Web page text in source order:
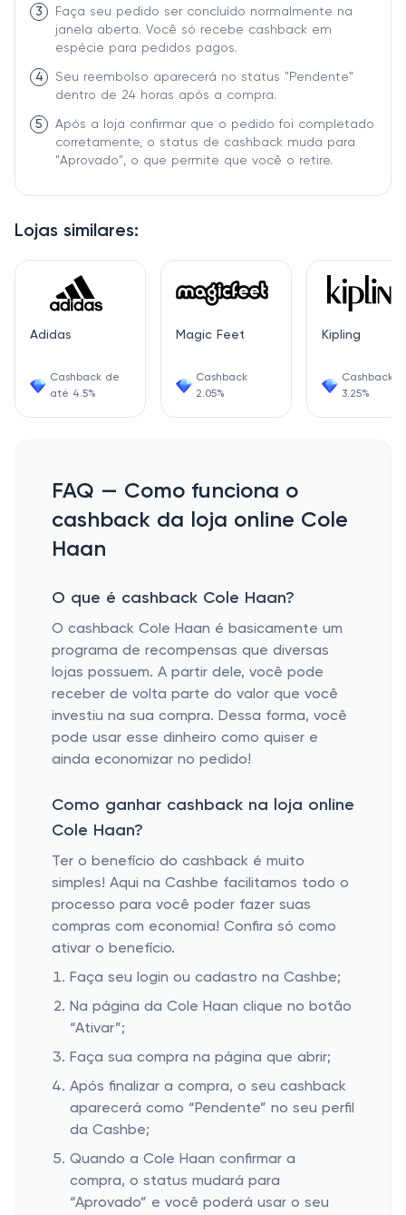
Lojas similares:
Adidas
Cashback de
até 4.5%
Magic Feet
Cashback
2.05%
Kipling
Cashback
3.25%
3
Faça seu pedido ser concluído normalmente na
janela aberta. Você só recebe cashback em
espécie para pedidos pagos.
4
Seu reembolso aparecerá no status "Pendente"
dentro de 24 horas após a compra.
5
Após a loja confirmar que o pedido foi completado
corretamente, o status de cashback muda para
"Aprovado", o que permite que você o retire.
FAQ — Como funciona o
cashback da loja online Cole
Haan
O que é cashback Cole Haan?
O cashback Cole Haan é basicamente um
programa de recompensas que diversas
lojas possuem. A partir dele, você pode
receber de volta parte do valor que você
investiu na sua compra. Dessa forma, você
pode usar esse dinheiro como quiser e
ainda economizar no pedido!
Como ganhar cashback na loja online
Cole Haan?
Ter o benefício do cashback é muito
simples! Aqui na Cashbe facilitamos todo o
processo para você poder fazer suas
compras com economia! Confira só como
ativar o benefício.
Faça seu login ou cadastro na Cashbe;
Na página da Cole Haan clique no botão
“Ativar”;
Faça sua compra na página que abrir;
Após finalizar a compra, o seu cashback
aparecerá como “Pendente” no seu perfil
da Cashbe;
Quando a Cole Haan confirmar a
compra, o status mudará para
“Aprovado” e você poderá usar o seu